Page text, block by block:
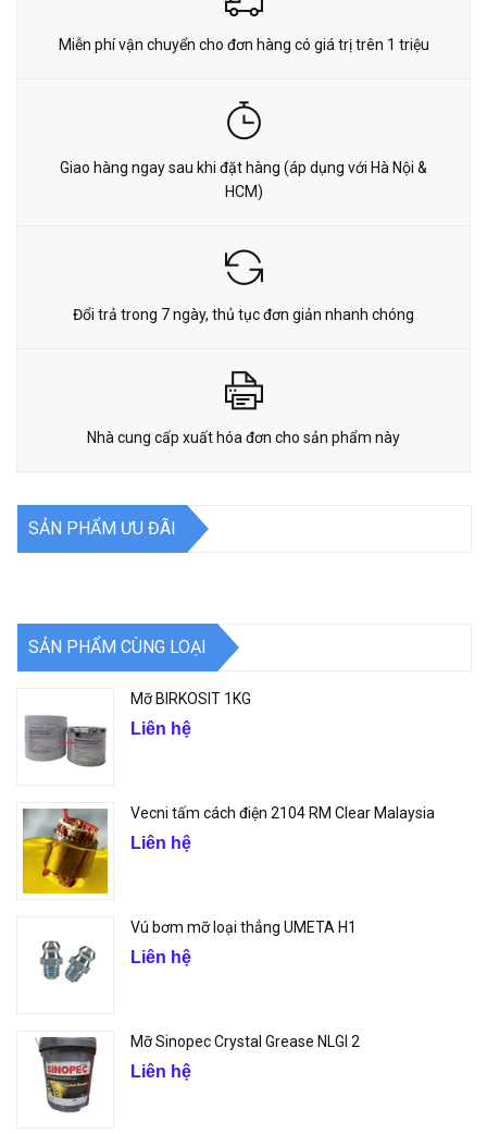
Miễn phí vận chuyển cho đơn hàng có giá trị trên 1 triệu
Giao hàng ngay sau khi đặt hàng (áp dụng với Hà Nội &
HCM)
Đổi trả trong 7 ngày, thủ tục đơn giản nhanh chóng
Nhà cung cấp xuất hóa đơn cho sản phẩm này
SẢN PHẨM ƯU ĐÃI
SẢN PHẨM CÙNG LOẠI
Mỡ BIRKOSIT 1KG
Liên hệ
Vecni tấm cách điện 2104 RM Clear Malaysia
Liên hệ
Vú bơm mỡ loại thẳng UMETA H1
Liên hệ
Mỡ Sinopec Crystal Grease NLGI 2
Liên hệ